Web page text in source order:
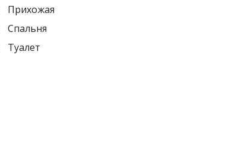
Прихожая
Спальня
Туалет